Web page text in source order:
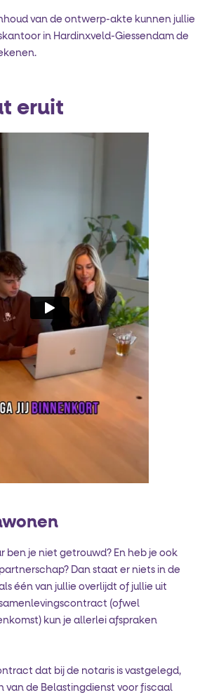
van de ontwerp-akte kunnen jullie
in Hardinxveld-Giessendam de
eruit
ben je niet getrouwd? En heb je ook
Dan staat er niets in de
één van jullie overlijdt of jullie uit
(ofwel
kun je allerlei afspraken
dat bij de notaris is vastgelegd,
van de Belastingdienst voor fiscaal